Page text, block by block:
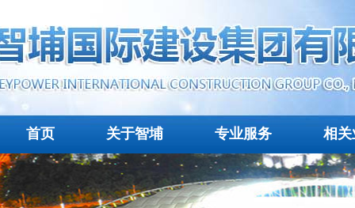
首页 关于智埔 专业服务 相关